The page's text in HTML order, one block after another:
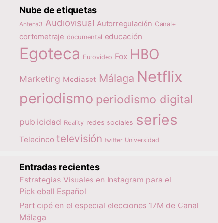
Nube de etiquetas
Antena3 Audiovisual Autorregulación Canal+
cortometraje documental educación
Egoteca Eurovideo Fox HBO
Marketing Mediaset Málaga Netflix
periodismo periodismo digital
publicidad Reality redes sociales series
Telecinco televisión twitter Universidad
Entradas recientes
Estrategias Visuales en Instagram para el
Pickleball Español
Participé en el especial elecciones 17M de Canal
Málaga